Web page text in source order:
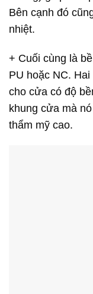
Bên cạnh đó
nhiệt.
+ Cuối cùng là
PU hoặc NC.
cho cửa có độ
khung cửa mà
thẩm mỹ cao.